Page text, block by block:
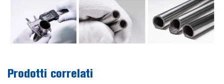
Prodotti correlati